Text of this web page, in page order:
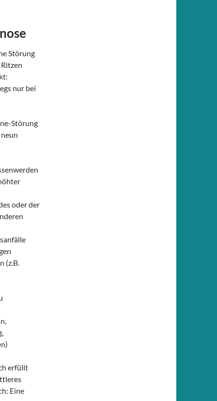
Störung
nur bei
Störung
oder der
(z.B.
erfüllt
Eine